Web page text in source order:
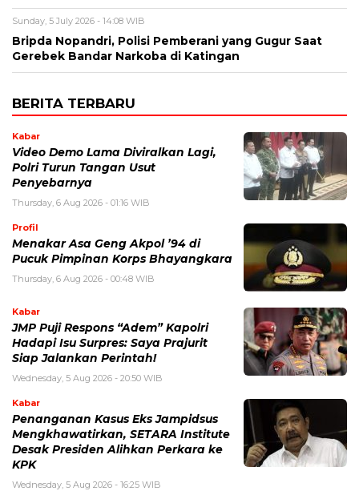
Sunday, 5 July 2026 - 14:08 WIB
Bripda Nopandri, Polisi Pemberani yang Gugur Saat
Gerebek Bandar Narkoba di Katingan
BERITA TERBARU
Kabar
Video Demo Lama Diviralkan Lagi,
Polri Turun Tangan Usut
Penyebarnya
Thursday, 6 Aug 2026 - 01:16 WIB
Profil
Menakar Asa Geng Akpol ’94 di
Pucuk Pimpinan Korps Bhayangkara
Thursday, 6 Aug 2026 - 00:48 WIB
Kabar
JMP Puji Respons “Adem” Kapolri
Hadapi Isu Surpres: Saya Prajurit
Siap Jalankan Perintah!
Wednesday, 5 Aug 2026 - 20:50 WIB
Kabar
Penanganan Kasus Eks Jampidsus
Mengkhawatirkan, SETARA Institute
Desak Presiden Alihkan Perkara ke
KPK
Wednesday, 5 Aug 2026 - 16:25 WIB